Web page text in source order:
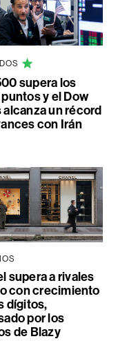
supera los
y el Dow
alcanza un récord
con Irán
supera a rivales
con crecimiento
dígitos,
por los
de Blazy